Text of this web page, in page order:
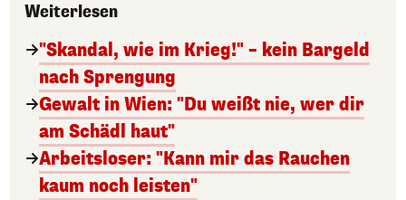
Weiterlesen
"Skandal, wie im Krieg!" – kein Bargeld
nach Sprengung
Gewalt in Wien: "Du weißt nie, wer dir
am Schädl haut"
Arbeitsloser: "Kann mir das Rauchen
kaum noch leisten"